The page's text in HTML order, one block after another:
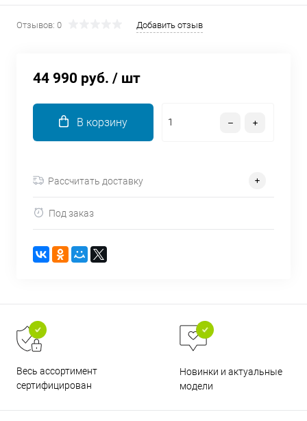
Отзывов: 0 Добавить отзыв
44 990 руб. / шт
В корзину
Рассчитать доставку
Под заказ
Весь ассортимент
сертифицирован
Новинки и актуальные
модели
недели